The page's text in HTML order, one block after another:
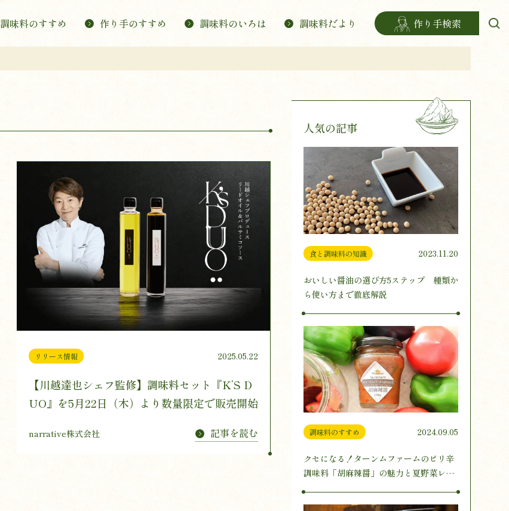
調味料のすすめ 作り手のすすめ 調味料のいろは 調味料だより 作り手検索
リリース情報 2025.05.22
【川越達也シェフ監修】調味料セット『K’S D
UO』を5月22日（木）より数量限定で販売開始
narrative株式会社 記事を読む
人気の記事
食と調味料の知識 2023.11.20
おいしい醤油の選び方5ステップ 種類か
ら使い方まで徹底解説
調味料のすすめ 2024.09.05
クセになる！ターンムファームのピリ辛
調味料「胡麻辣醤」の魅力と夏野菜レシ
ピ3選をご紹介